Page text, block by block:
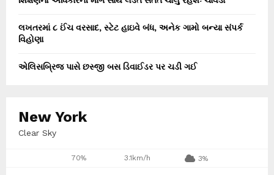
લખતરમાં ૮ ઈંચ વરસાદ, સ્ટેટ હાઇવે બંધ, અનેક ગામો બન્યા સંપર્ક
વિહોણા
એલિસબ્રિજ પાસે છસ્જી બસ ડિવાઈડર પર ચડી ગઈ
New York
Clear Sky
70% 3.1km/h 3%